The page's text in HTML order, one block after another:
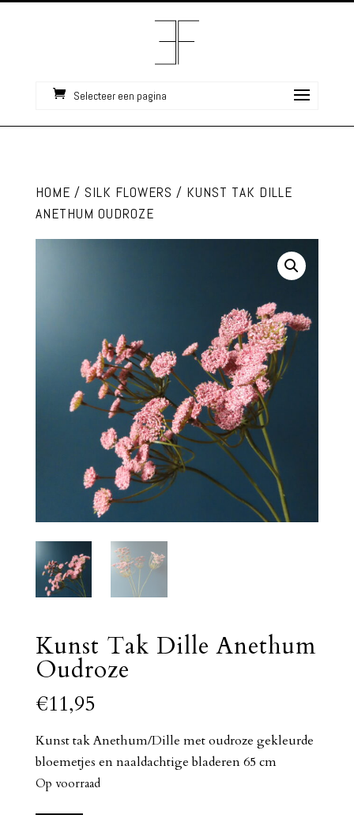
Selecteer een pagina
HOME / SILK FLOWERS / KUNST TAK DILLE
ANETHUM OUDROZE
Kunst Tak Dille Anethum
Oudroze
€11,95
Kunst tak Anethum/Dille met oudroze gekleurde
bloemetjes en naaldachtige bladeren 65 cm
Op voorraad